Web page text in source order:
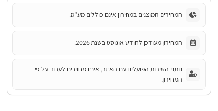
המחירים המוצגים במחירון אינם כוללים מע"מ.
המחירון מעודכן לחודש אוגוסט בשנת 2026.
נותני השירות הפועלים עם האתר, אינם מחויבים לעבוד על פי
המחירון.